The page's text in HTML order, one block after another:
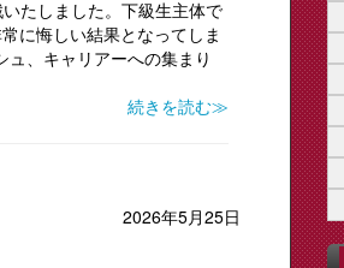
たしました。下級生主体で
に悔しい結果となってしま
、キャリアーへの集まり
続きを読む≫
2026年5月25日